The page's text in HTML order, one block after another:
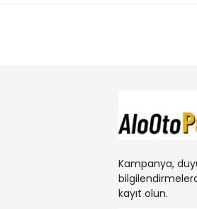
Kampanya,
kayıt olun.